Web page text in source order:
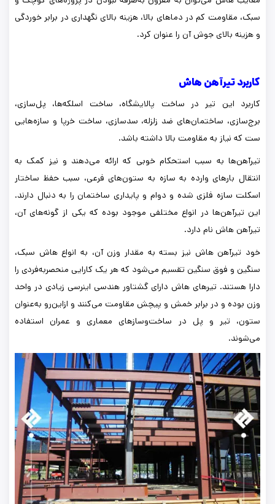
سبک، مقاومت کم در دماهای بالا، هزینه بالای نگهداری در برابر خوردگی
و هزینه بالای جوش آن را عنوان کرد.
کاربرد تیرآهن هاش
کاربرد این تیر در ساخت پالایشگاه، ساخت اسلکه‌ها، پل‌سازی،
برج‌سازی، ساختمان‌های ضد زلزله، سدسازی، ساخت خرپا و سازه‌هایی
ست که نیاز به مقاومت بالا داشته باشد.
تیرآهن‌ها به سبب استحکام خوبی که ارائه می‌دهند و نیز کمک به
انتقال بارهای وارده به سازه به ستون‌های فرعی، سبب حفظ ساختار
اسکلت سازه فلزی شده و دوام و پایداری ساختمان را به دنبال دارند.
این تیرآهن‌ها در انواع مختلفی موجود بوده که یکی از گونه‌های آن،
تیرآهن هاش نام دارد.
خود تیرآهن هاش نیز بسته به مقدار وزن آن، به انواع هاش سبک،
سنگین و فوق سنگین تقسیم می‌شود که هر یک کارایی منحصربه‌فردی را
دارا هستند. تیرهای هاش دارای گشتاور هندسی اینرسی زیادی در واحد
وزن بوده و در برابر خمش و پیچش مقاومت می‌کنند و ازاین‌رو به‌عنوان
ستون، تیر و پل در ساخت‌وسازهای معماری و عمران استفاده
می‌شوند.